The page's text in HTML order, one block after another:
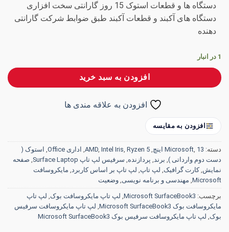
دستگاه ها و قطعات استوک 15 روز گارانتی سخت افزاری
دستگاه های آکبند و قطعات آکبند طبق ضوابط شرکت گارانتی
دهنده
1 در انبار
افزودن به سبد خرید
افزودن به علاقه مندی ها
افزودن به مقایسه
دسته: Microsoft 13 اینچ AMD Intel Iris Ryzen 5 اداری Office
استوک (
دست دوم وارداتی ) برند پردازنده سرفیس لپ تاپ Surface Laptop
صفحه
نمایش ,کارت گرافیک لپ تاپ لپ تاپ بر اساس کاربرد مایکروسافت
Microsoft مهندسی و برنامه نویسی وضعیت
برچسب: Microsoft SurfaceBook3 لپ تاپ مایکروسافت بوک لپ تاپ
مایکروسافت بوک Microsoft SurfaceBook3
لپ تاپ مایکروسافت سرفیس
بوک لپ تاپ مایکروسافت سرفیس بوک Microsoft SurfaceBook3